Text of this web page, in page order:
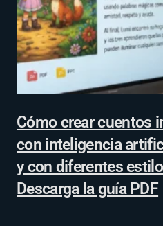
Cómo crear cuentos
con inteligencia
y con diferentes
Descarga la guía PDF